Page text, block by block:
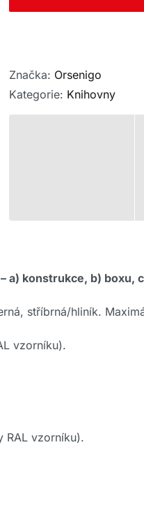
Značka: Orsenigo
Kategorie: Knihovny
a) konstrukce, b) boxu,
stříbrná/hliník.
vzorníku).
RAL vzorníku).